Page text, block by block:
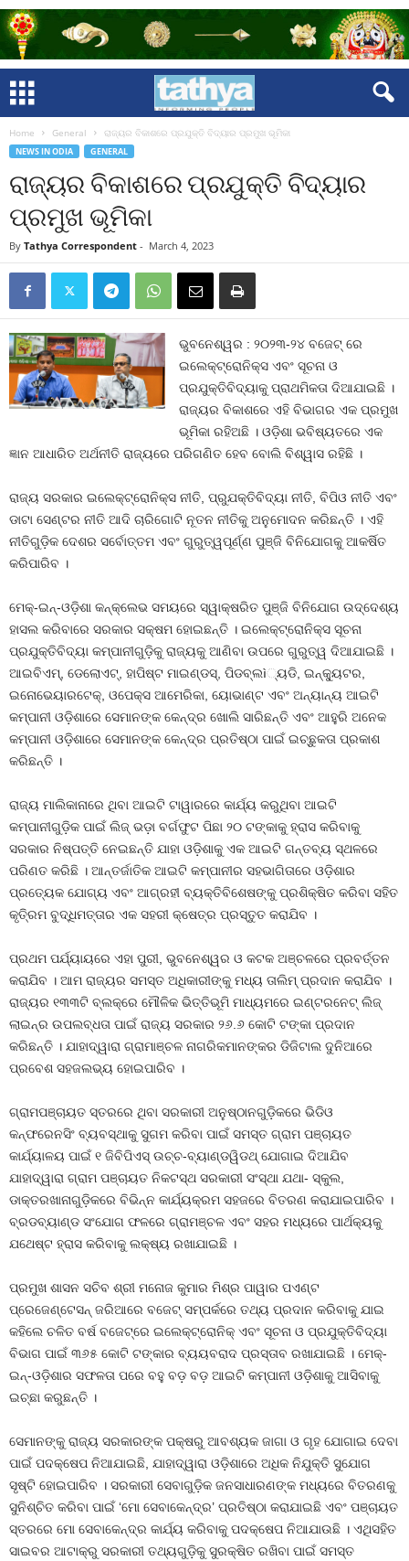
Home General ରାଜ୍ୟର ବିକାଶରେ ପ୍ରଯୁକ୍ତି ବିଦ୍ୟାର ପ୍ରମୁଖ ଭୂମିକା
NEWS IN ODIA GENERAL
ରାଜ୍ୟର ବିକାଶରେ ପ୍ରଯୁକ୍ତି ବିଦ୍ୟାର
ପ୍ରମୁଖ ଭୂମିକା
By Tathya Correspondent - March 4, 2023
ଭୁବନେଶ୍ୱର : ୨୦୨୩-୨୪ ବଜେଟ୍‌ ରେ
ଇଲେକ୍‌ଟ୍ରୋନିକ୍‌ସ ଏବଂ ସୂଚନା ଓ
ପ୍ରଯୁକ୍ତିବିଦ୍ୟାକୁ ପ୍ରାଥମିକତା ଦିଆଯାଇଛି ।
ରାଜ୍ୟର ବିକାଶରେ ଏହି ବିଭାଗର ଏକ ପ୍ରମୁଖ
ଭୂମିକା ରହିଅଛି । ଓଡ଼ିଶା ଭବିଷ୍ୟତରେ ଏକ
ଜ୍ଞାନ ଆଧାରିତ ଅର୍ଥନୀତି ରାଜ୍ୟରେ ପରିଗଣିତ ହେବ ବୋଲି ବିଶ୍ୱାସ ରହିଛି ।
ରାଜ୍ୟ ସରକାର ଇଲେକ୍‌ଟ୍ରୋନିକ୍‌ସ ନୀତି, ପ୍ରୁଯକ୍ତିବିଦ୍ୟା ନୀତି, ବିପିଓ ନୀତି ଏବଂ
ଡାଟା ସେଣ୍ଟର ନୀତି ଆଦି ଚାରିଗୋଟି ନୂତନ ନୀତିକୁ ଅନୁମୋଦନ କରିଛନ୍ତି । ଏହି
ନୀତିଗୁଡ଼ିକ ଦେଶର ସର୍ବୋତ୍ତମ ଏବଂ ଗୁରୁତ୍ୱପୂର୍ଣ୍ଣ ପୁଞ୍ଜି ବିନିଯୋଗକୁ ଆକର୍ଷିତ
କରିପାରିବ ।
ମେକ୍‌-ଇନ୍‌-ଓଡ଼ିଶା କନ୍‌କ୍ଲେଭ ସମୟରେ ସ୍ୱାକ୍ଷରିତ ପୁଞ୍ଜି ବିନିଯୋଗ ଉଦ୍ଦେଶ୍ୟ
ହାସଲ କରିବାରେ ସରକାର ସକ୍ଷମ ହୋଇଛନ୍ତି । ଇଲେକ୍‌ଟ୍ରୋନିକ୍‌ସ ସୂଚନା
ପ୍ରଯୁକ୍ତିବିଦ୍ୟା କମ୍ପାନୀଗୁଡ଼ିକୁ ରାଜ୍ୟକୁ ଆଣିବା ଉପରେ ଗୁରୁତ୍ୱ ଦିଆଯାଇଛି ।
ଆଇବିଏମ୍‌, ଡେଲୋଏଟ୍‌, ହାପିଷ୍ଟ ମାଇଣ୍ଡସ୍‌, ପିଡବ୍ଲì୍ୟଡି, ଇନ୍‌କୁ୍ୟଟର,
ଇନୋଭେୟାରଟେକ୍‌, ଓପେକ୍ସ ଆମେରିକା, ୟୋଭାଣ୍ଟ ଏବଂ ଅନ୍ୟାନ୍ୟ ଆଇଟି
କମ୍ପାନୀ ଓଡ଼ିଶାରେ ସେମାନଙ୍କ କେନ୍ଦ୍ର ଖୋଲି ସାରିଛନ୍ତି ଏବଂ ଆହୁରି ଅନେକ
କମ୍ପାନୀ ଓଡ଼ିଶାରେ ସେମାନଙ୍କ କେନ୍ଦ୍ର ପ୍ରତିଷ୍ଠା ପାଇଁ ଇଚ୍ଛୁକତା ପ୍ରକାଶ
କରିଛନ୍ତି ।
ରାଜ୍ୟ ମାଲିକାନାରେ ଥିବା ଆଇଟି ଟାୱାରରେ କାର୍ଯ୍ୟ କରୁଥିବା ଆଇଟି
କମ୍ପାନୀଗୁଡ଼ିକ ପାଇଁ ଲିଜ୍‌ ଭଡ଼ା ବର୍ଗଫୁଟ ପିଛା ୨୦ ଟଙ୍କାକୁ ହ୍ରାସ କରିବାକୁ
ସରକାର ନିଷ୍ପତ୍ତି ନେଇଛନ୍ତି ଯାହା ଓଡ଼ିଶାକୁ ଏକ ଆଇଟି ଗନ୍ତବ୍ୟ ସ୍ଥଳରେ
ପରିଣତ କରିଛି । ଆନ୍ତର୍ଜାତିକ ଆଇଟି କମ୍ପାନୀର ସହଭାଗିତାରେ ଓଡ଼ିଶାର
ପ୍ରତ୍ୟେକ ଯୋଗ୍ୟ ଏବଂ ଆଗ୍ରହୀ ବ୍ୟକ୍ତିବିଶେଷଙ୍କୁ ପ୍ରଶିକ୍ଷିତ କରିବା ସହିତ
କୃତି୍ରମ ବୁଦ୍ଧିମତ୍ତାର ଏକ ସହରୀ କ୍ଷେତ୍ର ପ୍ରସ୍ତୁତ କରାଯିବ ।
ପ୍ରଥମ ପର୍ଯ୍ୟାୟରେ ଏହା ପୁରୀ, ଭୁବନେଶ୍ୱର ଓ କଟକ ଅଞ୍ଚଳରେ ପ୍ରବର୍ତ୍ତନ
କରାଯିବ । ଆମ ରାଜ୍ୟର ସମସ୍ତ ଅଧିକାରୀଙ୍କୁ ମଧ୍ୟ ତାଲିମ୍‌ ପ୍ରଦାନ କରାଯିବ ।
ରାଜ୍ୟର ୧୩୩ଟି ବ୍ଲକ୍‌ରେ ମୌଳିକ ଭିତ୍ତିଭୂମି ମାଧ୍ୟମରେ ଇଣ୍ଟରନେଟ୍‌ ଲିଜ୍‌
ଲାଇନ୍‌ର ଉପଲବ୍ଧତା ପାଇଁ ରାଜ୍ୟ ସରକାର ୨୬.୬ କୋଟି ଟଙ୍କା ପ୍ରଦାନ
କରିଛନ୍ତି । ଯାହାଦ୍ୱାରା ଗ୍ରାମାଞ୍ଚଳ ନାଗରିକମାନଙ୍କର ଡିଜିଟାଲ ଦୁନିଆରେ
ପ୍ରବେଶ ସହଜଲଭ୍ୟ ହୋଇପାରିବ ।
ଗ୍ରାମପଞ୍ଚାୟତ ସ୍ତରରେ ଥିବା ସରକାରୀ ଅନୁଷ୍ଠାନଗୁଡ଼ିକରେ ଭିଡିଓ
କନ୍‌ଫରେନସିଂ ବ୍ୟବସ୍ଥାକୁ ସୁଗମ କରିବା ପାଇଁ ସମସ୍ତ ଗ୍ରାମ ପଞ୍ଚାୟତ
କାର୍ଯ୍ୟାଳୟ ପାଇଁ ୧ ଜିବିପିଏସ୍‌ ଉଚ୍ଚ-ବ୍ୟାଣ୍ଡୱିଡଥ୍‌ ଯୋଗାଇ ଦିଆଯିବ
ଯାହାଦ୍ୱାରା ଗ୍ରାମ ପଞ୍ଚାୟତ ନିକଟସ୍ଥ ସରକାରୀ ସଂସ୍ଥା ଯଥା- ସ୍କୁଲ,
ଡାକ୍ତରଖାନାଗୁଡ଼ିକରେ ବିଭିନ୍ନ କାର୍ଯ୍ୟକ୍ରମ ସହଜରେ ବିତରଣ କରାଯାଇପାରିବ ।
ବ୍ରଡବ୍ୟାଣ୍ଡ ସଂଯୋଗ ଫଳରେ ଗ୍ରାମଞ୍ଚଳ ଏବଂ ସହର ମଧ୍ୟରେ ପାର୍ଥକ୍ୟକୁ
ଯଥେଷ୍ଟ ହ୍ରାସ କରିବାକୁ ଲକ୍ଷ୍ୟ ରଖାଯାଇଛି ।
ପ୍ରମୁଖ ଶାସନ ସଚିବ ଶ୍ରୀ ମନୋଜ କୁମାର ମିଶ୍ର ପାୱାର ପଏଣ୍ଟ
ପ୍ରେଜେଣ୍ଟେସନ୍‌ ଜରିଆରେ ବଜେଟ୍‌ ସମ୍ପର୍କରେ ତଥ୍ୟ ପ୍ରଦାନ କରିବାକୁ ଯାଇ
କହିଲେ ଚଳିତ ବର୍ଷ ବଜେଟ୍‌ରେ ଇଲେକ୍‌ଟ୍ରୋନିକ୍‌ ଏବଂ ସୂଚନା ଓ ପ୍ରଯୁକ୍ତିବିଦ୍ୟା
ବିଭାଗ ପାଇଁ ୩୬୫ କୋଟି ଟଙ୍କାର ବ୍ୟୟବରାଦ ପ୍ରସ୍ତାବ ରଖାଯାଇଛି । ମେକ୍‌-
ଇନ୍‌-ଓଡ଼ିଶାର ସଫଳତା ପରେ ବହୁ ବଡ଼ ବଡ଼ ଆଇଟି କମ୍ପାନୀ ଓଡ଼ିଶାକୁ ଆସିବାକୁ
ଇଚ୍ଛା କରୁଛନ୍ତି ।
ସେମାନଙ୍କୁ ରାଜ୍ୟ ସରକାରଙ୍କ ପକ୍ଷରୁ ଆବଶ୍ୟକ ଜାଗା ଓ ଗୃହ ଯୋଗାଇ ଦେବା
ପାଇଁ ପଦକ୍ଷେପ ନିଆଯାଇଛି, ଯାହାଦ୍ୱାରା ଓଡ଼ିଶାରେ ଅଧିକ ନିଯୁକ୍ତି ସୁଯୋଗ
ସୃଷ୍ଟି ହୋଇପାରିବ । ସରକାରୀ ସେବାଗୁଡ଼ିକ ଜନସାଧାରଣଙ୍କ ମଧ୍ୟରେ ବିତରଣକୁ
ସୁନିଶ୍ଚିତ କରିବା ପାଇଁ ‘ମୋ ସେବାକେନ୍ଦ୍ର’ ପ୍ରତିଷ୍ଠା କରାଯାଇଛି ଏବଂ ପଞ୍ଚାୟତ
ସ୍ତରରେ ମୋ ସେବାକେନ୍ଦ୍ର କାର୍ଯ୍ୟ କରିବାକୁ ପଦକ୍ଷେପ ନିଆଯାଉଛି । ଏଥିସହିତ
ସାଇବର ଆଟାକ୍‌ରୁ ସରକାରୀ ତଥ୍ୟଗୁଡ଼ିକୁ ସୁରକ୍ଷିତ ରଖିବା ପାଇଁ ସମସ୍ତ